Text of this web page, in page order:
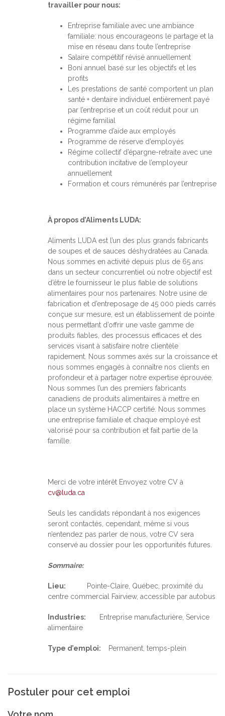
travailler pour nous:
Entreprise familiale avec une ambiance
familiale: nous encourageons le partage et la
mise en réseau dans toute l’entreprise
Salaire compétitif révisé annuellement
Boni annuel basé sur les objectifs et les
profits
Les prestations de santé comportent un plan
santé + dentaire individuel entièrement payé
par l’entreprise et un coût réduit pour un
régime familial
Programme d’aide aux employés
Programme de réserve d’employés
Régime collectif d’épargne-retraite avec une
contribution incitative de l’employeur
annuellement
Formation et cours rémunérés par l’entreprise
À propos d’Aliments LUDA:
Aliments LUDA est l’un des plus grands fabricants
de soupes et de sauces déshydratées au Canada.
Nous sommes en activité depuis plus de 65 ans
dans un secteur concurrentiel où notre objectif est
d’être le fournisseur le plus fiable de solutions
alimentaires pour nos partenaires. Notre usine de
fabrication et d’entreposage de 45 000 pieds carrés
conçue sur mesure, est un établissement de pointe
nous permettant d’offrir une vaste gamme de
produits fiables, des processus efficaces et des
services visant à satisfaire notre clientèle
rapidement. Nous sommes axés sur la croissance et
nous sommes engagés à connaître nos clients en
profondeur et à partager notre expertise éprouvée.
Nous sommes l’un des premiers fabricants
canadiens de produits alimentaires à mettre en
place un système HACCP certifié. Nous sommes
une entreprise familiale et chaque employé est
valorisé pour sa contribution et fait partie de la
famille.
Merci de votre intérêt Envoyez votre CV à
cv@luda.ca
Seuls les candidats répondant à nos exigences
seront contactés, cependant, même si vous
n’entendez pas parler de nous, votre CV sera
conservé au dossier pour les opportunités futures.
Sommaire:
Lieu: Pointe-Claire, Québec, proximité du
centre commercial Fairview, accessible par autobus
Industries: Entreprise manufacturière, Service
alimentaire
Type d’emploi: Permanent, temps-plein
Postuler pour cet emploi